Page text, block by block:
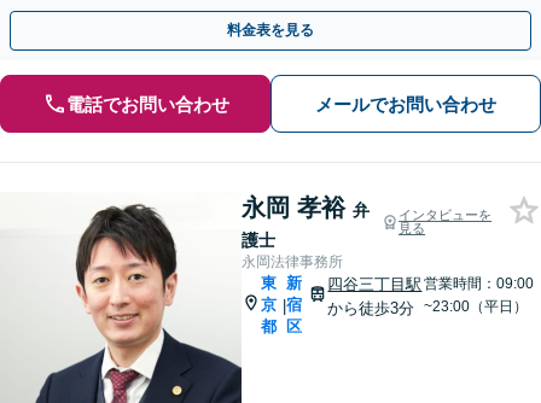
対応】【弁護士待機中/当日中の電話相談可(予約制)】
料金表を見る
電話でお問い合わせ メールでお問い合わせ
永岡 孝裕 弁
護士
インタビューを
見る
永岡法律事務所
東
京
都
|
新
宿
区
四谷三丁目駅
から徒歩3分
営業時間：09:00
~23:00（平日）